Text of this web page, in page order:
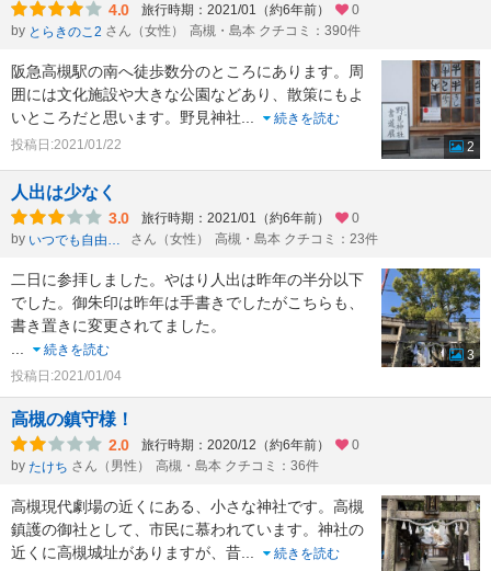
4.0 旅行時期：2021/01（約6年前）
0
by とらきのこ2 さん（女性） 高槻・島本 クチコミ：390件
阪急高槻駅の南へ徒歩数分のところにあります。周
囲には文化施設や大きな公園などあり、散策にもよ
いところだと思います。野見神社
続きを読む
投稿日:2021/01/22
2
人出は少なく
3.0 旅行時期：2021/01（約6年前）
0
by
いつでも自由時間 さん（女性） 高槻・島本 クチコミ：23件
二日に参拝しました。やはり人出は昨年の半分以下
でした。御朱印は昨年は手書きでしたがこちらも、
書き置きに変更されてました。
続きを読む
投稿日:2021/01/04
3
高槻の鎮守様！
2.0 旅行時期：2020/12（約6年前）
0
by たけち さん（男性） 高槻・島本 クチコミ：36件
高槻現代劇場の近くにある、小さな神社です。高槻
鎮護の御社として、市民に慕われています。神社の
近くに高槻城址がありますが、昔
続きを読む